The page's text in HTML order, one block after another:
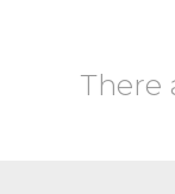
There